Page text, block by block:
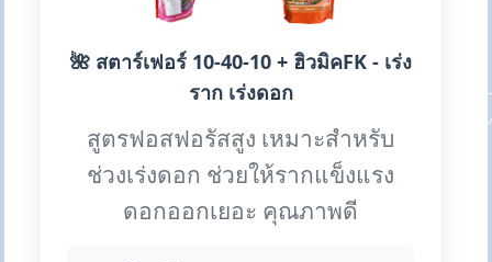
🌺 สตาร์เฟอร์ 10-40-10 + ฮิวมิคFK - เร่ง
ราก เร่งดอก
สูตรฟอสฟอรัสสูง เหมาะสำหรับ
ช่วงเร่งดอก ช่วยให้รากแข็งแรง
ดอกออกเยอะ คุณภาพดี